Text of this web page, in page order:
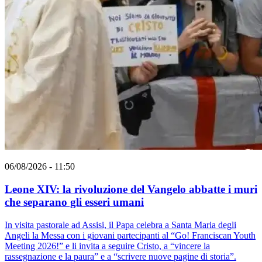
06/08/2026 - 11:50
Leone XIV: la rivoluzione del Vangelo abbatte i muri
che separano gli esseri umani
In visita pastorale ad Assisi, il Papa celebra a Santa Maria degli
Angeli la Messa con i giovani partecipanti al “Go! Franciscan Youth
Meeting 2026!” e li invita a seguire Cristo, a “vincere la
rassegnazione e la paura” e a “scrivere nuove pagine di storia”.